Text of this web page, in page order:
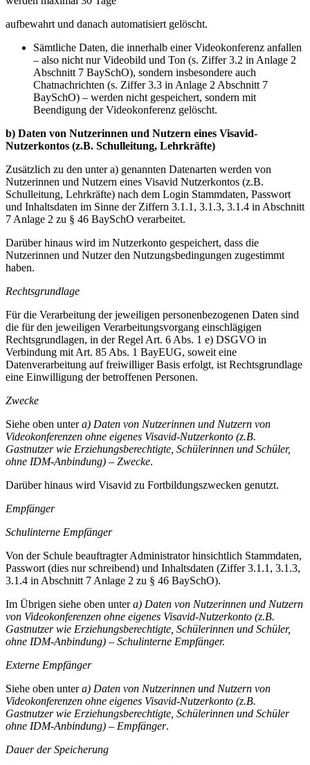
aufbewahrt und danach automatisiert gelöscht.
Sämtliche Daten, die innerhalb einer Videokonferenz anfallen
– also nicht nur Videobild und Ton (s. Ziffer 3.2 in Anlage 2
Abschnitt 7 BaySchO), sondern insbesondere auch
Chatnachrichten (s. Ziffer 3.3 in Anlage 2 Abschnitt 7
BaySchO) – werden nicht gespeichert, sondern mit
Beendigung der Videokonferenz gelöscht.
b) Daten von Nutzerinnen und Nutzern eines Visavid-
Nutzerkontos (z.B. Schulleitung, Lehrkräfte)
Zusätzlich zu den unter a) genannten Datenarten werden von
Nutzerinnen und Nutzern eines Visavid Nutzerkontos (z.B.
Schulleitung, Lehrkräfte) nach dem Login Stammdaten, Passwort
und Inhaltsdaten im Sinne der Ziffern 3.1.1, 3.1.3, 3.1.4 in Abschnitt
7 Anlage 2 zu § 46 BaySchO verarbeitet.
Darüber hinaus wird im Nutzerkonto gespeichert, dass die
Nutzerinnen und Nutzer den Nutzungsbedingungen zugestimmt
haben.
Rechtsgrundlage
Für die Verarbeitung der jeweiligen personenbezogenen Daten sind
die für den jeweiligen Verarbeitungsvorgang einschlägigen
Rechtsgrundlagen, in der Regel Art. 6 Abs. 1 e) DSGVO in
Verbindung mit Art. 85 Abs. 1 BayEUG, soweit eine
Datenverarbeitung auf freiwilliger Basis erfolgt, ist Rechtsgrundlage
eine Einwilligung der betroffenen Personen.
Zwecke
Siehe oben untera) Daten von Nutzerinnen und Nutzern von
Videokonferenzen ohne eigenes Visavid-Nutzerkonto (z.B.
Gastnutzer wie Erziehungsberechtigte, Schülerinnen und Schüler,
ohne IDM-Anbindung) – Zwecke.
Darüber hinaus wird Visavid zu Fortbildungszwecken genutzt.
Empfänger
Schulinterne Empfänger
Von der Schule beauftragter Administrator hinsichtlich Stammdaten,
Passwort (dies nur schreibend) und Inhaltsdaten (Ziffer 3.1.1, 3.1.3,
3.1.4 in Abschnitt 7 Anlage 2 zu § 46 BaySchO).
Im Übrigen siehe oben untera) Daten von Nutzerinnen und Nutzern
von Videokonferenzen ohne eigenes Visavid-Nutzerkonto (z.B.
Gastnutzer wie Erziehungsberechtigte, Schülerinnen und Schüler,
ohne IDM-Anbindung) – Schulinterne Empfänger.
Externe Empfänger
Siehe oben untera) Daten von Nutzerinnen und Nutzern von
Videokonferenzen ohne eigenes Visavid-Nutzerkonto (z.B.
Gastnutzer wie Erziehungsberechtigte, Schülerinnen und Schüler
ohne IDM-Anbindung) – Empfänger.
Dauer der Speicherung